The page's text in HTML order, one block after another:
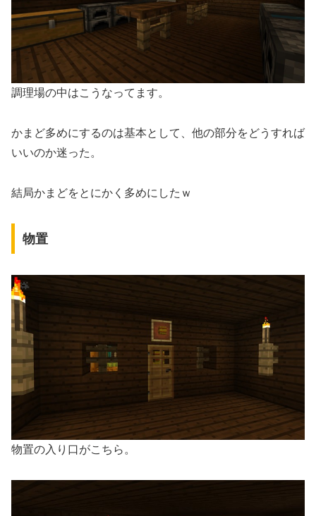
調理場の中はこうなってます。
かまど多めにするのは基本として、他の部分をどうすれば
いいのか迷った。
結局かまどをとにかく多めにしたｗ
物置
物置の入り口がこちら。